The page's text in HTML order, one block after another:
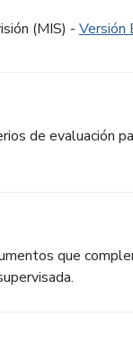
(MIS) - Versión
de evaluación
que